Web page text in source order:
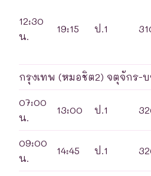
12:30
น.
19:15 ป.1
กรุงเทพ (หมอชิต2) จตุจักร-
07:00
น.
13:00 ป.1
09:00
น.
14:45 ป.1